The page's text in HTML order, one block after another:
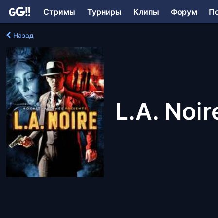
Стримы Турниры Клипы Форум
Назад
L.A.